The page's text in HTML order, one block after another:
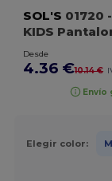
SOL'S 01720
KIDS
Desde
4.36 €10.14 €
Envío
Elegir color: